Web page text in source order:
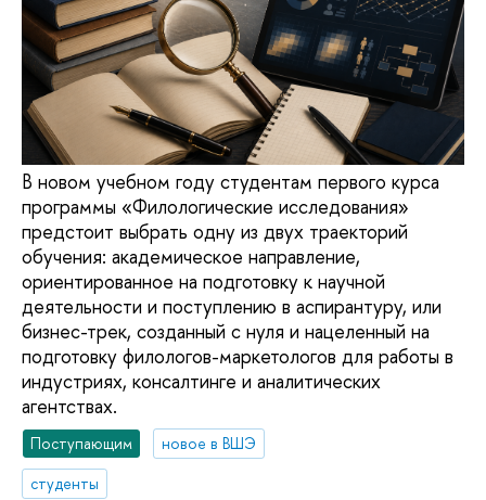
В новом учебном году студентам первого курса
программы «Филологические исследования»
предстоит выбрать одну из двух траекторий
обучения: академическое направление,
ориентированное на подготовку к научной
деятельности и поступлению в аспирантуру, или
бизнес-трек, созданный с нуля и нацеленный на
подготовку филологов-маркетологов для работы в
индустриях, консалтинге и аналитических
агентствах.
Поступающим
новое в ВШЭ
студенты